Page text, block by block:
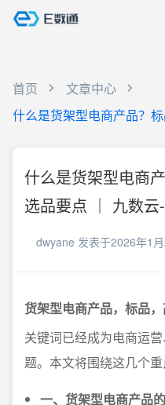
首页
文章中心
什么是货架型电商产品？
什么是货架型电商
选品要点 ｜ 九数云
dwyane 发表于2026年1
货架型电商产品，标品
关键词已经成为电商运
题。本文将围绕这几个重
一、货架型电商产品